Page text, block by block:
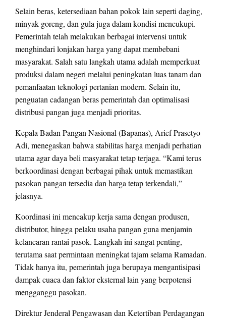
Selain beras, ketersediaan bahan pokok lain seperti daging,
minyak goreng, dan gula juga dalam kondisi mencukupi.
Pemerintah telah melakukan berbagai intervensi untuk
menghindari lonjakan harga yang dapat membebani
masyarakat. Salah satu langkah utama adalah memperkuat
produksi dalam negeri melalui peningkatan luas tanam dan
pemanfaatan teknologi pertanian modern. Selain itu,
penguatan cadangan beras pemerintah dan optimalisasi
distribusi pangan juga menjadi prioritas.
Kepala Badan Pangan Nasional (Bapanas), Arief Prasetyo
Adi, menegaskan bahwa stabilitas harga menjadi perhatian
utama agar daya beli masyarakat tetap terjaga. “Kami terus
berkoordinasi dengan berbagai pihak untuk memastikan
pasokan pangan tersedia dan harga tetap terkendali,”
jelasnya.
Koordinasi ini mencakup kerja sama dengan produsen,
distributor, hingga pelaku usaha pangan guna menjamin
kelancaran rantai pasok. Langkah ini sangat penting,
terutama saat permintaan meningkat tajam selama Ramadan.
Tidak hanya itu, pemerintah juga berupaya mengantisipasi
dampak cuaca dan faktor eksternal lain yang berpotensi
mengganggu pasokan.
Direktur Jenderal Pengawasan dan Ketertiban Perdagangan